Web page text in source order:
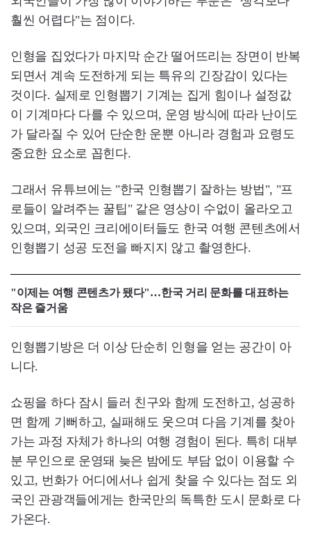
훨씬 어렵다"는 점이다.
인형을 집었다가 마지막 순간 떨어뜨리는 장면이 반복
되면서 계속 도전하게 되는 특유의 긴장감이 있다는
것이다. 실제로 인형뽑기 기계는 집게 힘이나 설정값
이 기계마다 다를 수 있으며, 운영 방식에 따라 난이도
가 달라질 수 있어 단순한 운뿐 아니라 경험과 요령도
중요한 요소로 꼽힌다.
그래서 유튜브에는 "한국 인형뽑기 잘하는 방법", "프
로들이 알려주는 꿀팁" 같은 영상이 수없이 올라오고
있으며, 외국인 크리에이터들도 한국 여행 콘텐츠에서
인형뽑기 성공 도전을 빠지지 않고 촬영한다.
"이제는 여행 콘텐츠가 됐다"…한국 거리 문화를 대표하는
작은 즐거움
인형뽑기방은 더 이상 단순히 인형을 얻는 공간이 아
니다.
쇼핑을 하다 잠시 들러 친구와 함께 도전하고, 성공하
면 함께 기뻐하고, 실패해도 웃으며 다음 기계를 찾아
가는 과정 자체가 하나의 여행 경험이 된다. 특히 대부
분 무인으로 운영돼 늦은 밤에도 부담 없이 이용할 수
있고, 번화가 어디에서나 쉽게 찾을 수 있다는 점도 외
국인 관광객들에게는 한국만의 독특한 도시 문화로 다
가온다.